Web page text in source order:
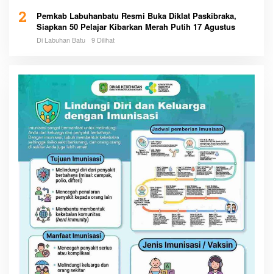
2
Pemkab Labuhanbatu Resmi Buka Diklat Paskibraka,
Siapkan 50 Pelajar Kibarkan Merah Putih 17 Agustus
Di Labuhan Batu 9 Dilihat